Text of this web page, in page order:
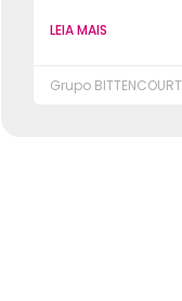
LEIA MAIS
Grupo BITTENCOURT